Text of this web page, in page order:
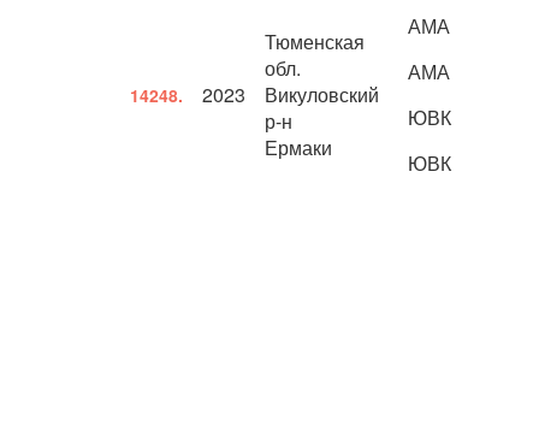
14248. 2023
Тюменская
обл.
Викуловский
р-н
Ермаки
АМА
АМА
ЮВК
ЮВК